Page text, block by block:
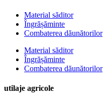
Material săditor
Îngrășăminte
Combaterea dăunătorilor
Material săditor
Îngrășăminte
Combaterea dăunătorilor
utilaje agricole